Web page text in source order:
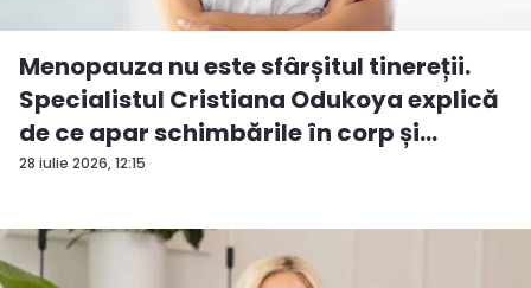
28 iulie 2026, 12:15
Menopauza nu este sfârșitul tinereții.
Specialistul Cristiana Odukoya explică
de ce apar schimbările în corp și
stările...